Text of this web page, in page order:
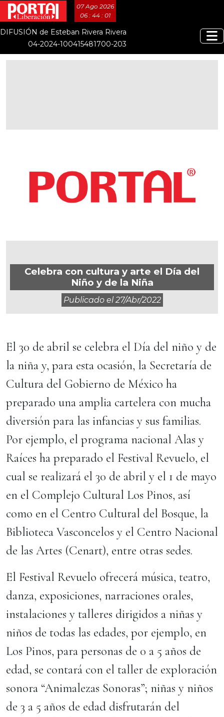
07 Ago 2026
06 : 44 : 02
DIFUSIÓN de Esteban Rivera Rivera
04-2024-100415481700-203
Celebra con cultura y arte el Día del
Niño y de la Niña
Publicado el27/abr/2022
El 30 de abril se celebra el Día del niño y de
la niña y, para esta ocasión, la Secretaría de
Cultura del Gobierno de México ha
preparado una amplia cartelera con mucha
diversión para las infancias y sus familias.
Por ejemplo, el programa nacional Alas y
Raíces ha preparado el Festival Revuelo, el
cual se realizará el 30 de abril y el 1 de mayo
en el Complejo Cultural Los Pinos, así
como en el Centro Cultural del Bosque, la
Biblioteca Vasconcelos y el Centro Nacional
de las Artes (Cenart), entre otras sedes.
El Festival Revuelo ofrecerá música, teatro,
danza, exposiciones, narraciones orales,
instalaciones y talleres dirigidos a niñas y
niños de todas las edades, por ejemplo, en
Los Pinos, para personas de 0 a 5 años de
edad, se contará con el taller de exploración
sonora “Animalezas Sonoras”; niñas y niños
de 3 a 5 años de edad disfrutarán del